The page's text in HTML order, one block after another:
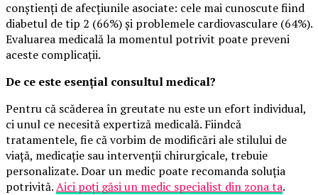
conștienți de afecțiunile asociate: cele mai cunoscute fiind
diabetul de tip 2 (66%) și problemele cardiovasculare (64%).
Evaluarea medicală la momentul potrivit poate preveni
aceste complicații.
De ce este esențial consultul medical?
Pentru că scăderea în greutate nu este un efort individual,
ci unul ce necesită expertiză medicală. Fiindcă
tratamentele, fie că vorbim de modificări ale stilului de
viață, medicație sau intervenții chirurgicale, trebuie
personalizate. Doar un medic poate recomanda soluția
potrivită.Aici poți găsi un medic specialist din zona ta.